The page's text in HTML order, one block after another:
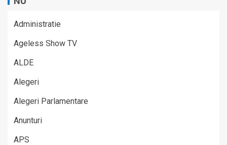
Administratie
Ageless Show TV
ALDE
Alegeri
Alegeri Parlamentare
Anunturi
APS